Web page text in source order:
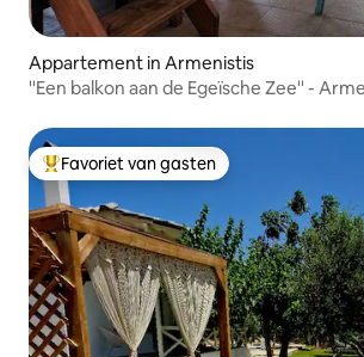
Appartement in Armenistis
''Een balkon aan de Egeïsche Zee'' -
Topfavoriet van gasten
Favoriet van gasten